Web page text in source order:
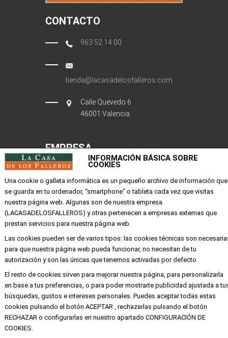
CONTACTO
963 52 14 00
tienda@lacasadelosfalleros.com
Calle Quevedo 6
46001 Valencia
EMPRESA
Mi cuenta
Aviso legal
Política de privacidad y cookies
Condiciones de compra
Copyright ©
Todos los derechos
INFORMACIÓN BÁSICA SOBRE
COOKIES
Una cookie o galleta informática es un pequeño archivo de información que
se guarda en tu ordenador, “smartphone” o tableta cada vez que visitas
nuestra página web. Algunas son de nuestra empresa
(LACASADELOSFALLEROS) y otras pertenecen a empresas externas que
prestan servicios para nuestra página web.
Las cookies pueden ser de varios tipos: las cookies técnicas son
para que nuestra página web pueda funcionar, no necesitan de tu
autorización y son las únicas que tenemos activadas por defecto.
El resto de cookies sirven para mejorar nuestra página, para personalizarla
en base a tus preferencias, o para poder mostrarte publicidad ajustada a
búsquedas, gustos e intereses personales. Puedes aceptar todas estas
cookies pulsando el botón ACEPTAR , rechazarlas pulsando el botón
RECHAZAR o configurarlas en nuestro apartado CONFIGURACIÓN DE
COOKIES.